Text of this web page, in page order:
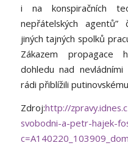
i na konspiračních
nepřátelských agentů”
jiných tajných spolků
Zákazem propagace
dohledu nad
rádi přiblížili putinovskému
Zdroj:http://
svobodni-a-petr-hajek-